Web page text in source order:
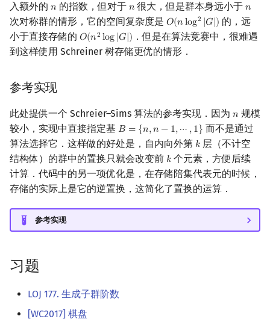
入额外的 𝑛
n 的指数，但对于 𝑛
n 很大，但是群本身远小于𝑛
n
次对称群的情形，它的空间复杂度是 𝑂(𝑛log2 |𝐺|)
O(nlog2| G|
的，远
小于直接存储的 𝑂(𝑛2 log|𝐺|)
O(n2log| G|
．但是在算法竞赛中，很难遇
到这样使用 Schreiner 树存储更优的情形．
参考实现
此处提供一个 Schreier–Sims 算法的参考实现．因为 𝑛
n 规模
较小，实现中直接指定基 𝐵 = {𝑛,𝑛 − 1,⋯ ,1}
B= {n ,n−1,⋯,1 }
而不是通过
算法选择它．这样做的好处是，自内向外第 𝑘
k 层（不计空
结构体）的群中的置换只就会改变前 𝑘
k 个元素，方便后续
计算．代码中的另一项优化是，在存储陪集代表元的时候，
存储的实际上是它的逆置换，这简化了置换的运算．
参考实现
习题
LOJ 177. 生成子群阶数
[WC2017] 棋盘